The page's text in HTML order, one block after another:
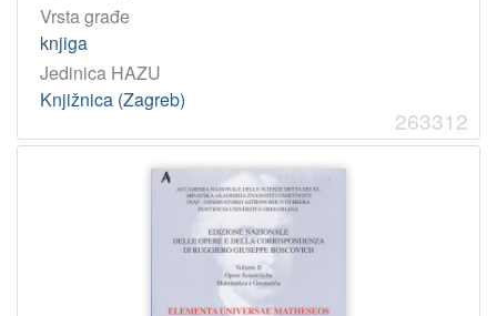
Vrsta građe
knjiga
Jedinica HAZU
Knjižnica (Zagreb)
263312